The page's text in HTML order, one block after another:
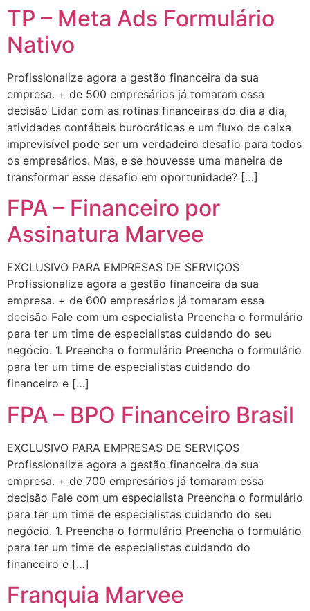
TP – Meta Ads Formulário
Nativo
Profissionalize agora a gestão financeira da sua
empresa. + de 500 empresários já tomaram essa
decisão Lidar com as rotinas financeiras do dia a dia,
atividades contábeis burocráticas e um fluxo de caixa
imprevisível pode ser um verdadeiro desafio para todos
os empresários. Mas, e se houvesse uma maneira de
transformar esse desafio em oportunidade? […]
FPA – Financeiro por
Assinatura Marvee
EXCLUSIVO PARA EMPRESAS DE SERVIÇOS
Profissionalize agora a gestão financeira da sua
empresa. + de 600 empresários já tomaram essa
decisão Fale com um especialista Preencha o formulário
para ter um time de especialistas cuidando do seu
negócio. 1. Preencha o formulário Preencha o formulário
para ter um time de especialistas cuidando do
financeiro e […]
FPA – BPO Financeiro Brasil
EXCLUSIVO PARA EMPRESAS DE SERVIÇOS
Profissionalize agora a gestão financeira da sua
empresa. + de 700 empresários já tomaram essa
decisão Fale com um especialista Preencha o formulário
para ter um time de especialistas cuidando do seu
negócio. 1. Preencha o formulário Preencha o formulário
para ter um time de especialistas cuidando do
financeiro e […]
Franquia Marvee